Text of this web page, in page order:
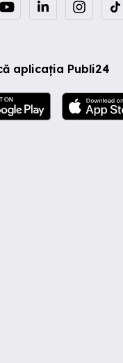
aplicația Publi24